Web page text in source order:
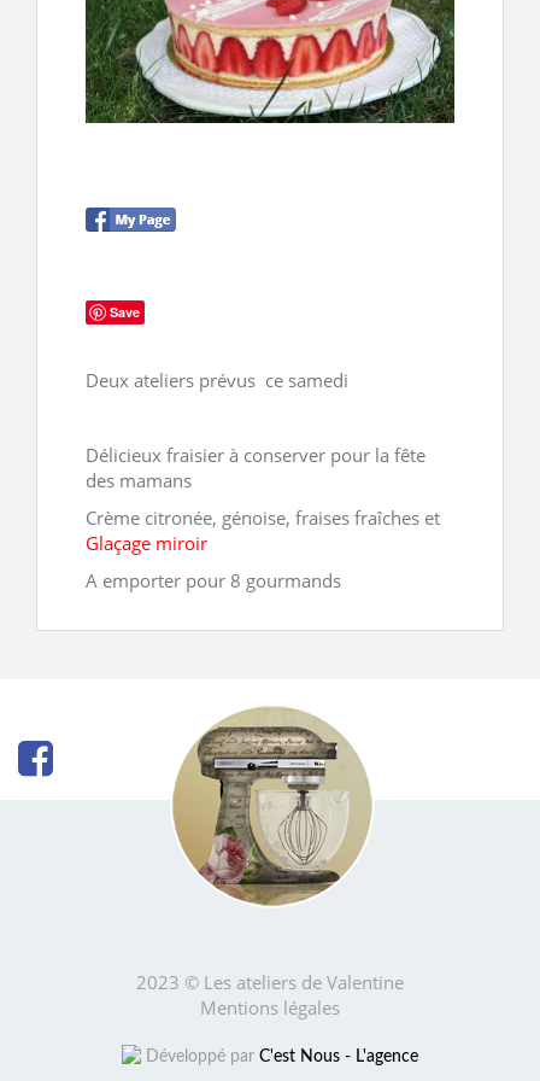
CONTACT
Save
Deux ateliers prévus ce samedi
Délicieux fraisier à conserver pour la fête
des mamans
Crème citronée, génoise, fraises fraîches et
Glaçage miroir
A emporter pour 8 gourmands
2023 © Les ateliers de Valentine
Mentions légales
Développé par C'est Nous - L'agence